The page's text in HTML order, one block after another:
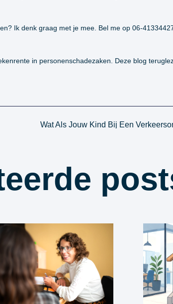
Ik denk graag met je mee. Bel me op 06-
in personenschadezaken. Deze blog